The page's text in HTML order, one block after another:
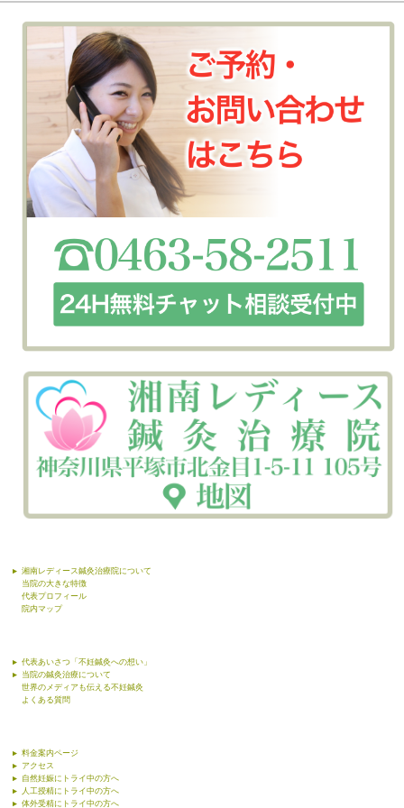
湘南レディース鍼灸治療院について
当院の大きな特徴
代表プロフィール
院内マップ
代表あいさつ「不妊鍼灸への想い」
当院の鍼灸治療について
世界のメディアも伝える不妊鍼灸
よくある質問
料金案内ページ
アクセス
自然妊娠にトライ中の方へ
人工授精にトライ中の方へ
体外受精にトライ中の方へ